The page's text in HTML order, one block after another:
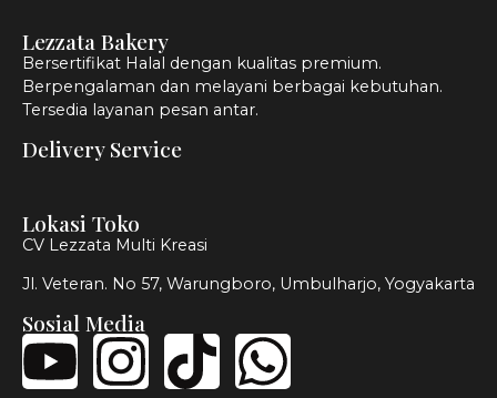
Lezzata Bakery
Bersertifikat Halal dengan kualitas premium.
Berpengalaman dan melayani berbagai kebutuhan.
Tersedia layanan pesan antar.
Delivery Service
Lokasi Toko
CV Lezzata Multi Kreasi
Jl. Veteran. No 57, Warungboro, Umbulharjo, Yogyakarta
Sosial Media